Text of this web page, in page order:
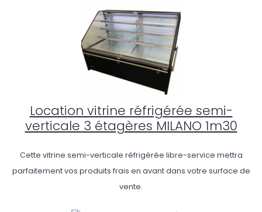
Location vitrine réfrigérée semi-
verticale 3 étagères MILANO 1m30
Cette vitrine semi-verticale réfrigérée libre-service mettra
parfaitement vos produits frais en avant dans votre surface de
vente.